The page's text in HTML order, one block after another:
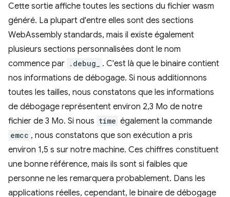
Cette sortie affiche toutes les sections du fichier wasm
généré. La plupart d'entre elles sont des sections
WebAssembly standards, mais il existe également
plusieurs sections personnalisées dont le nom
commence par .debug_
. C'est là que le binaire contient
nos informations de débogage. Si nous additionnons
toutes les tailles, nous constatons que les informations
de débogage représentent environ 2,3 Mo de notre
fichier de 3 Mo. Si nous time également la commande
emcc , nous constatons que son exécution a pris
environ 1,5 s sur notre machine. Ces chiffres constituent
une bonne référence, mais ils sont si faibles que
personne ne les remarquera probablement. Dans les
applications réelles, cependant, le binaire de débogage